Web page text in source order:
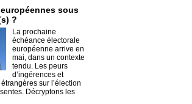
sous
?
La prochaine
échéance électorale
européenne arrive en
mai, dans un contexte
tendu. Les peurs
d’ingérences et
sur l’élection
Décryptons les